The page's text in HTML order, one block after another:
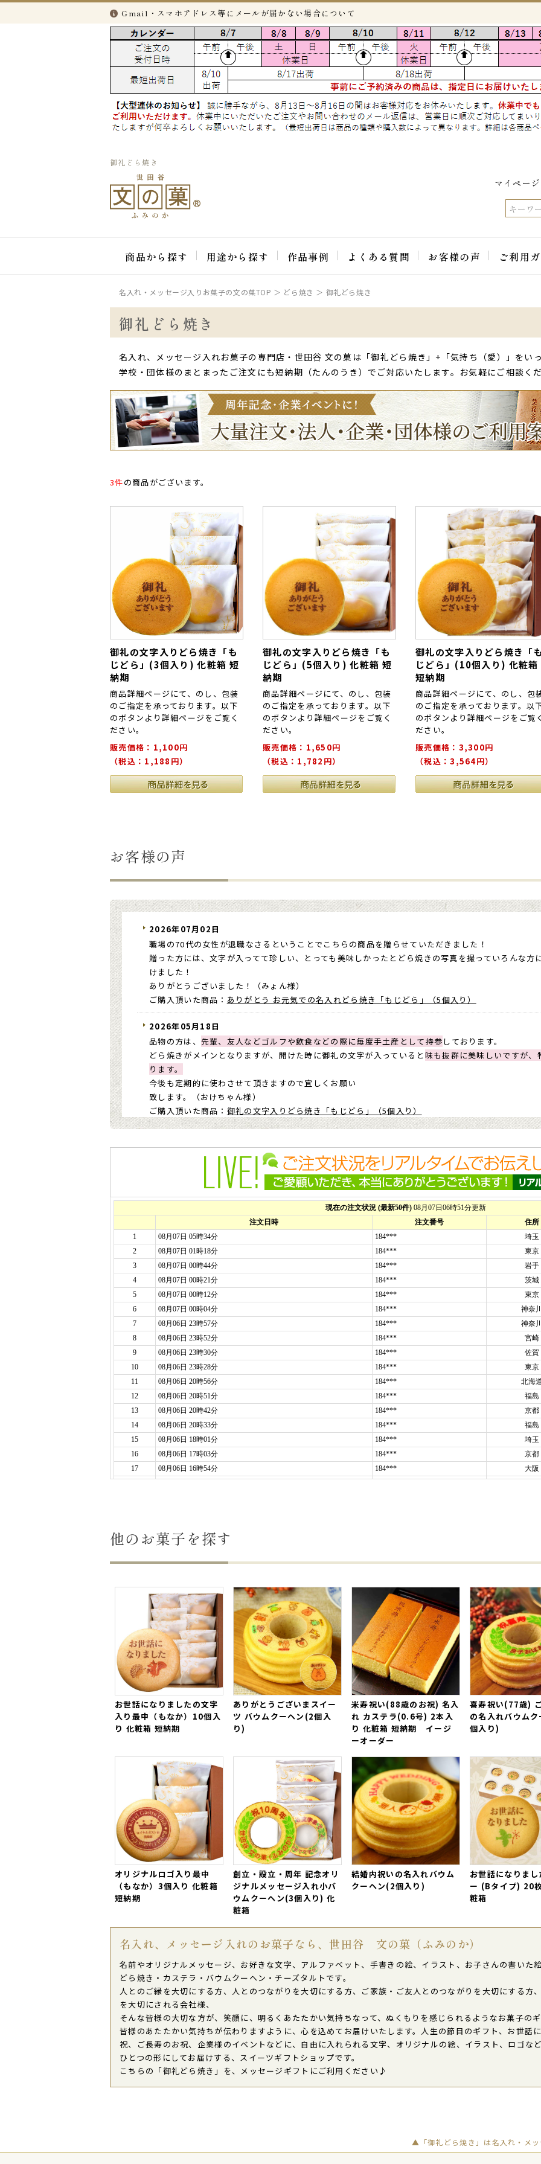
Gmail・スマホアドレス等にメールが届かない場合について
御礼どら焼き
マイページ
商品から探す 用途から探す 作品事例 よくある質問 お客様の声 ご利用
名入れ・メッセージ入りお菓子の文の菓TOP どら焼き 御礼どら焼き
御礼どら焼き
名入れ、メッセージ入れお菓子の専門店・世田谷 文の菓は「御礼どら焼き」+「気持ち（愛）」をい
学校・団体様のまとまったご注文にも短納期（たんのうき）でご対応いたします。お気軽にご相談くだ
3件の商品がございます。
御礼の文字入りどら焼き「も
じどら」(3個入り) 化粧箱 短
納期
商品詳細ページにて、のし、包装
のご指定を承っております。以下
のボタンより詳細ページをご覧く
ださい。
販売価格：1,100円
（税込：1,188円）
御礼の文字入りどら焼き「も
じどら」(5個入り) 化粧箱 短
納期
商品詳細ページにて、のし、包装
のご指定を承っております。以下
のボタンより詳細ページをご覧く
ださい。
販売価格：1,650円
（税込：1,782円）
御礼の文字入りどら焼き「も
じどら」(10個入り) 化粧箱
短納期
商品詳細ページにて、のし、包
のご指定を承っております。以
のボタンより詳細ページをご覧
ださい。
販売価格：3,300円
（税込：3,564円）
お客様の声
2026年07月02日
職場の70代の女性が退職なさるということでこちらの商品を贈らせていただきました！
贈った方には、文字が入ってて珍しい、とっても美味しかったとどら焼きの写真を撮っていろんな方
けました！
ありがとうございました！（みょん様）
ご購入頂いた商品： ありがとう お元気での名入れどら焼き「もじどら」（5個入り）
2026年05月18日
品物の方は、 先輩、友人などゴルフや飲食などの際に毎度手土産として持参 しております。
どら焼きがメインとなりますが、開けた時に御礼の文字が入っていると味も抜群に美味しいですが
ります。
今後も定期的に使わさせて頂きますので宜しくお願い
致します。（おけちゃん様）
ご購入頂いた商品： 御礼の文字入りどら焼き「もじどら」（5個入り）
今回「どらやき」をお願いしたのですが、
メールや発送についてもとても丁寧に、素早く対応して頂き、本当にお願いして良かったです
またぜひお願いしたいと思っています！
ありがとう御座いました！（me様）
ありがとうございますの名入れどら焼き「もじどら」(5個入り)
2024年12月08日
他の方のレビューにもある通り、注文から到着までとても早いことに驚きました。
なにより驚いたのは、化粧箱が立派な上に、ダンボールから取り出しやすいように包装紙を入れて取
こと。
お気遣いが嬉しいです。
今回、どら焼に｢ありがとう感謝｣と印字してもらいました。
送り先は職場で夜勤の際に、頻繁にお菓子をくれる職員３人に２個づつ、あとは自宅用と思って１０
しかし、今回は、職場で緊急事態が起きて、３人の職員にゆっくり渡す機会がなく、やっとの思い
ったいないことに、８個は自宅用になってしまいました。
どら焼はすごくフカフカで優しい甘味！
美味しくて何個でも食べられちゃうので、これなら、１人の職員にもっと渡しておけば良かった～と
機会がありましたらまた注文したいと思います。（アイたん様）
ご購入頂いた商品：ありがとうございますの名入れどら焼き「もじどら」（10個入り）
2024年11月15日
退職でどら焼きを部署の方に配りました。
文字もはっきり綺麗に書かれていて、素材にこだわっているだけに美味しい
と大変喜んでもらえまし
迅速で丁寧なご対応でスムーズに購入
させて頂き、助かりました。
2024年08月29日
2024年06月22日
この度は、ありがとうございました。
お祝いに贈った人には大変感激していただき、参加した方々にも、美味しいと喜ばれました。
私は普段あまり、どら焼きは食べないのですが、みんなが美味しかったと言っていたので余った分を
た絶対頼もうと思いました。
メッセージも書いてもらい、美味しいなんて最高すぎます！
これからも、どうぞ宜しくお願いします（^_^）（まぁこ様）
ご購入頂いた商品：
ありがとうございますの名入れどら焼き「もじどら」(10個入り)
2023年10月02日
ご購入頂いた商品：
ありがとうございますの名入れどら焼き「もじどら」（5個入り）
2020年05月03日
コロナウイルスの中、毎日リスクを負いながらも出社してくださる他部署の同僚へ向けてメッセージ
た。
購入した商品は名入れができる物だったのにも関わらず３日ほどで発送していただき、
ご対応の早
同僚からはどら焼きの味はもちろんですが名入れがされていることを大変喜んで もらうことができ、
心から感じました。
また機会があれば是非注文したいと思います！（えのき茸様）
ご購入頂いた商品：
ありがとうございますの名入れどら焼き「もじどら」(10個入り)
感動しましたと返事がきてほっとしています。
喜ばれますよ！
他のお菓子を探す
お世話になりましたの文字
入り最中（もなか）10個入
り 化粧箱 短納期
ありがとうございまスイー
ツ バウムクーヘン(2個入
り)
米寿祝い(88歳のお祝) 名入
れ カステラ(0.6号) 2本入
り 化粧箱 短納期 イージ
ーオーダー
喜寿祝い(77歳)
の名入れバウム
個入り)
オリジナルロゴ入り最中
（もなか）3個入り 化粧箱
短納期
創立・設立・周年 記念オリ
ジナルメッセージ入れ小バ
ウムクーヘン(3個入り) 化
粧箱
結婚内祝いの名入れバウム
クーヘン(2個入り)
お世話になりま
ー (Bタイプ) 20
粧箱
名入れ、メッセージ入れのお菓子なら、世田谷 文の菓（ふみのか）
名前やオリジナルメッセージ、お好きな文字、アルファベット、手書きの絵、イラスト、お子さんの書いた
どら焼き・カステラ・バウムクーヘン・チーズタルトです。
人とのご縁を大切にする方、人とのつながりを大切にする方、ご家族・ご友人とのつながりを大切にする方
を大切にされる会社様、
そんな皆様の大切な方が、笑顔に、明るくあたたかい気持ちなって、ぬくもりを感じられるようなお菓子の
皆様のあたたかい気持ちが伝わりますように、心を込めてお届けいたします。人生の節目のギフト、お世話
祝、ご長寿のお祝、企業様のイベントなどに、自由に入れられる文字、オリジナルの絵、イラスト、ロゴな
ひとつの形にしてお届けする、スイーツギフトショップです。
こちらの「御礼どら焼き」を、メッセージギフトにご利用ください♪
▲「御礼どら焼き」は名入れ・メ